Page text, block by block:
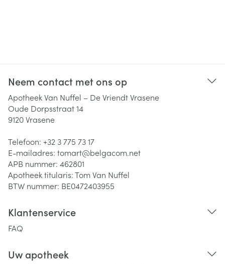
Neem contact met ons op
Apotheek Van Nuffel – De Vriendt Vrasene
Oude Dorpsstraat 14
9120Vrasene
Telefoon: +32 3 775 73 17
E-mailadres: tomart@belgacom.net
APB nummer: 462801
Apotheek titularis:Tom Van Nuffel
BTW nummer: BE0472403955
Klantenservice
FAQ
Uw apotheek